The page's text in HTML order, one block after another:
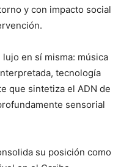
y con impacto social
en sí misma: música
tecnología
que sintetiza el ADN de
sensorial
su posición como